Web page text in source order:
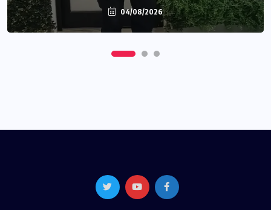
04/08/2026
04/08/2026